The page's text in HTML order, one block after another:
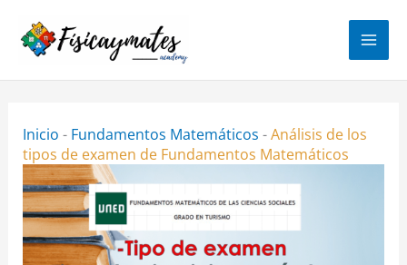
contenido
Inicio - Fundamentos Matemáticos -Análisis de los
tipos de examen de Fundamentos Matemáticos